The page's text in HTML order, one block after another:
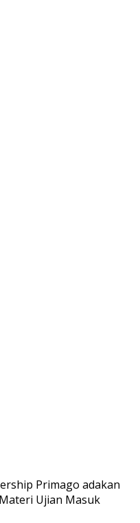
Primago adakan
Ujian Masuk